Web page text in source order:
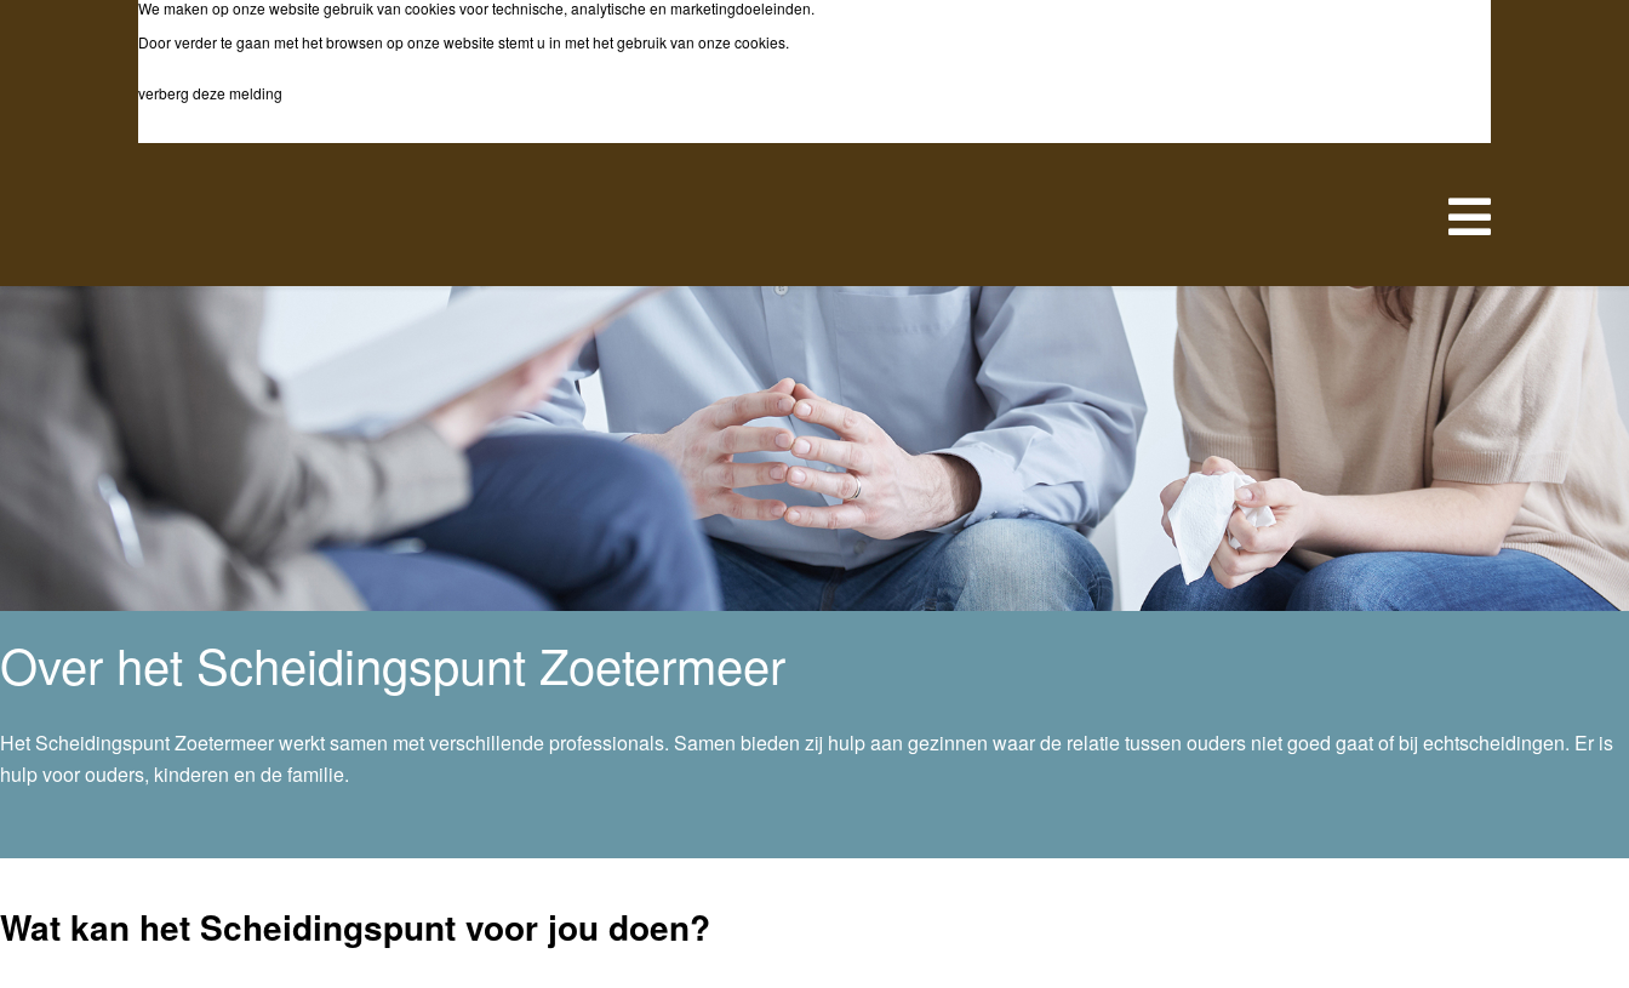
Scheidingspunt Zoetermeer
We maken op onze website gebruik van cookies voor technische, analytische en marketingdoeleinden.
Door verder te gaan met het browsen op onze website stemt u in met het gebruik van onze cookies.
verberg deze melding
Over het Scheidingspunt Zoetermeer
Het Scheidingspunt Zoetermeer werkt samen met verschillende professionals. Samen bieden zij hulp aan gezinnen waar de relatie tussen ouders niet goed gaat of bij echtscheidingen. Er is
hulp voor ouders, kinderen en de familie.
Wat kan het Scheidingspunt voor jou doen?